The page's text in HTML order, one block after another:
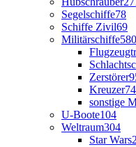
Segelschiffe78
Schiffe Zivil69
Militärschiffe580
Zerstörer
Kreuzer74
sonstige
U-Boote104
Weltraum304
Star Wars